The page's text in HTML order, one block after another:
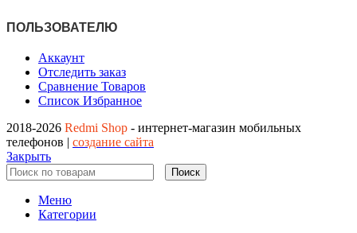
ПОЛЬЗОВАТЕЛЮ
Аккаунт
Отследить заказ
Сравнение Товаров
Список Избранное
2018-2026 Redmi Shop - интернет-магазин мобильных
телефонов | создание сайта
Закрыть
Поиск
Меню
Категории